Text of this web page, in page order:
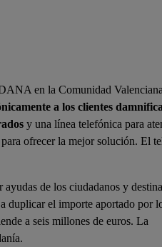
en la Comunidad
a los clientes
y una línea telefónica para
ofrecer la mejor solución. El
de los ciudadanos y
duplicar el importe aportado por
a seis millones de euros. La